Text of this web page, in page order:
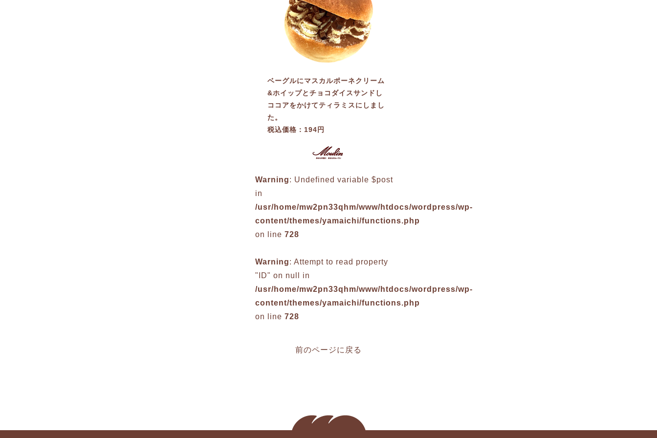
ベーグルにマスカルポーネクリーム
&ホイップとチョコダイスサンドし
ココアをかけてティラミスにしまし
た。
税込価格：194円
Warning: Undefined variable $post
in
/usr/home/mw2pn33qhm/www/htdocs/wordpress/wp-
content/themes/yamaichi/functions.php
on line 728
Warning: Attempt to read property
"ID" on null in
/usr/home/mw2pn33qhm/www/htdocs/wordpress/wp-
content/themes/yamaichi/functions.php
on line 728
前のページに戻る